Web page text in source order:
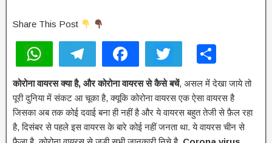
Share This Post
h
at
s
A
el
e
gr
a
a
c
e
b
wi
tt
er
ar
e
कोरोना वायरस क्या है, और कोरोना वायरस से कैसे बचें, असल में देखा जाये तो
पूरी दुनिया में संकट आ चूका है, क्यूकि कोरोना वायरस एक ऐसा वायरस है
जिसका अब तक कोई दवाई बना ही नहीं है और ये वायरस बहुत तेजी से फ़ैल रहा
है, दिसंबर से पहले इस वायरस के बारे कोई नहीं जनता था. ये वायरस चीन से